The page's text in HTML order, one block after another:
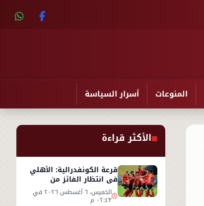
المنوعات أسرار السياسة
الأكثر قراءة
قرعة الكونفدرالية: الأهلي
في انتظار الفائز من
مقديشو سيتي وكيتاراالخميس، ٦ أغسطس ٢٠٢٦ في
٠٢:٤٣ م